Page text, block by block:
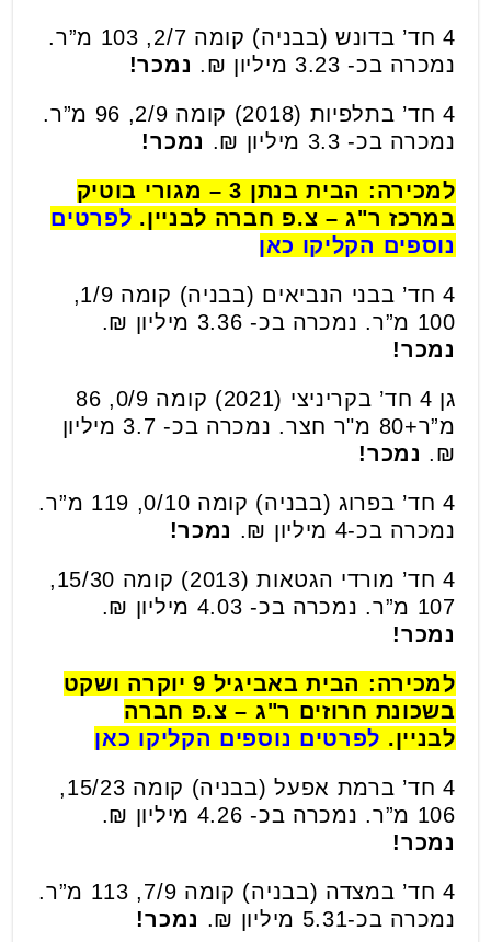
4 חד’ בדונש (בבניה) קומה 2/7, 103 מ”ר.
נמכרה בכ- 3.23 מיליון ₪.
נמכר!
4 חד’ בתלפיות (2018) קומה 2/9, 96 מ”ר.
נמכרה בכ- 3.3 מיליון ₪.
נמכר!
למכירה: הבית בנתן 3 – מגורי בוטיק
במרכז ר"ג – צ.פ חברה לבניין. לפרטים
נוספים הקליקו כאן
4 חד’ בבני הנביאים (בבניה) קומה 1/9,
100 מ”ר. נמכרה בכ- 3.36 מיליון ₪.
נמכר!
גן 4 חד’ בקריניצי (2021) קומה 0/9, 86
מ”ר+80 מ"ר חצר. נמכרה בכ- 3.7 מיליון
₪. נמכר!
4 חד’ בפרוג (בבניה) קומה 0/10, 119 מ”ר.
נמכרה בכ-4 מיליון ₪.
נמכר!
4 חד’ מורדי הגטאות (2013) קומה 15/30,
107 מ”ר. נמכרה בכ- 4.03 מיליון ₪.
נמכר!
למכירה: הבית באביגיל 9 יוקרה ושקט
בשכונת חרוזים ר"ג – צ.פ חברה
לבניין. לפרטים נוספים הקליקו כאן
4 חד’ ברמת אפעל (בבניה) קומה 15/23,
106 מ”ר. נמכרה בכ- 4.26 מיליון ₪.
נמכר!
4 חד’ במצדה (בבניה) קומה 7/9, 113 מ”ר.
נמכרה בכ-5.31 מיליון ₪.
נמכר!